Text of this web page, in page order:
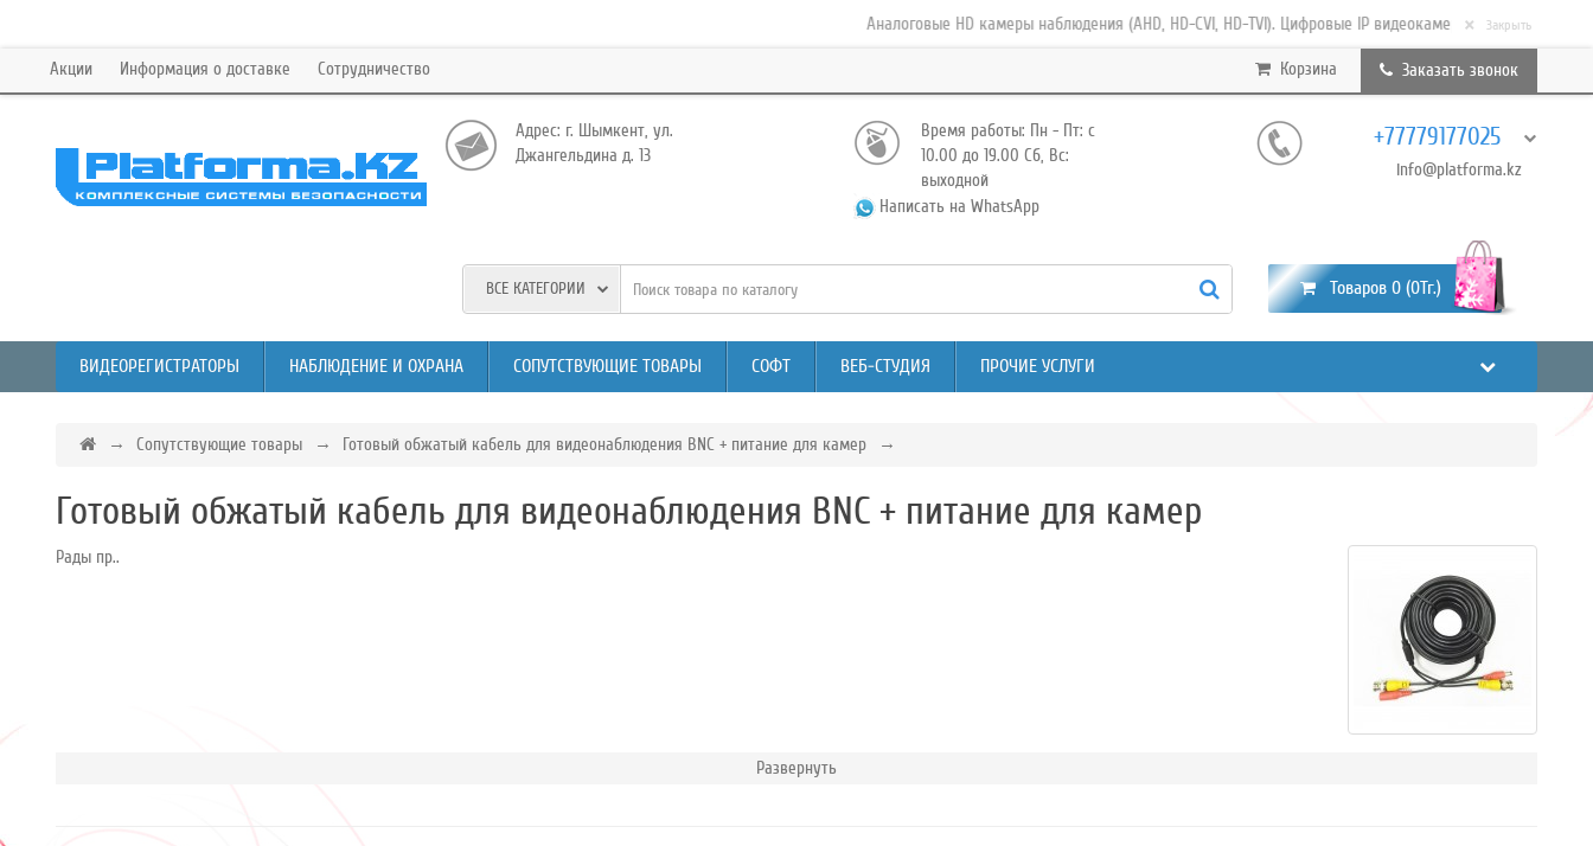
Аналоговые HD камеры наблюдения (AHD, HD-CVI, HD-TVI). Цифровые IP видеокамеры. Видеорегистраторы HD
× Закрыть
Акции Информация о доставке Сотрудничество Заказать звонок
Корзина
Адрес: г. Шымкент, ул.
Джангельдина д. 13
Время работы: Пн - Пт: с
10.00 до 19.00 Сб, Вс:
выходной
Написать на WhatsApp
+77779177025
info@platforma.kz
ВСЕ КАТЕГОРИИ Товаров 0 (0Тг.)
ВИДЕОРЕГИСТРАТОРЫ НАБЛЮДЕНИЕ И ОХРАНА СОПУТСТВУЮЩИЕ ТОВАРЫ СОФТ ВЕБ-СТУДИЯ ПРОЧИЕ УСЛУГИ
Сопутствующие товары Готовый обжатый кабель для видеонаблюдения BNC + питание для камер
Готовый обжатый кабель для видеонаблюдения BNC + питание для камер
Рады пр..
Развернуть